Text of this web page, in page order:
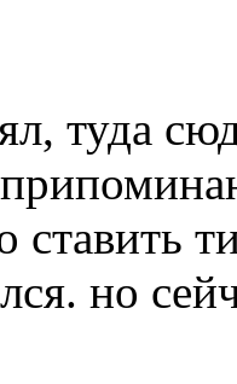
туда
ставить
но